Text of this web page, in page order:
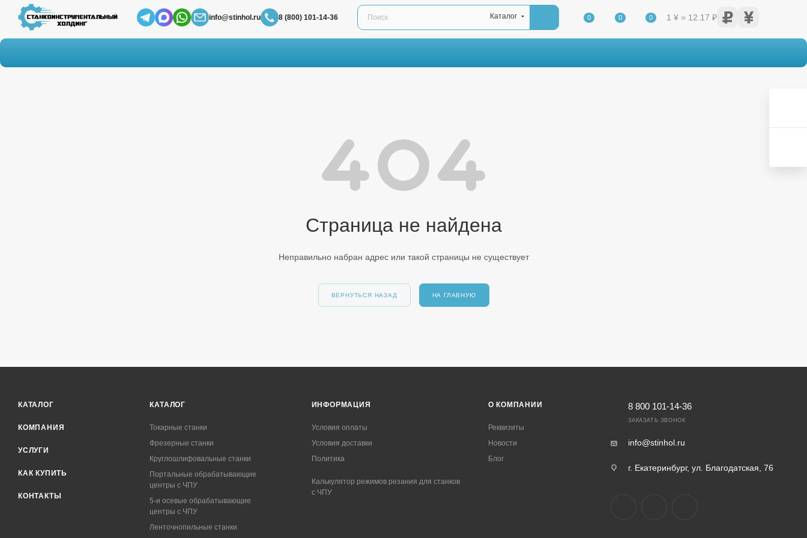
info@stinhol.ru 8 (800) 101-14-36 Каталог 0 0 0 1 ¥ = 12.17 ₽
Страница не найдена
Неправильно набран адрес или такой страницы не существует
ВЕРНУТЬСЯ НАЗАД НА ГЛАВНУЮ
КАТАЛОГ
КОМПАНИЯ
УСЛУГИ
КАК КУПИТЬ
КОНТАКТЫ
КАТАЛОГ
Токарные станки
Фрезерные станки
Круглошлифовальные станки
Портальные обрабатывающие
центры с ЧПУ
5-и осевые обрабатывающие
центры с ЧПУ
Ленточнопильные станки
ИНФОРМАЦИЯ
Условия оплаты
Условия доставки
Политика
Калькулятор режимов резания для станков
с ЧПУ
О КОМПАНИИ
Реквизиты
Новости
Блог
8 800 101-14-36
ЗАКАЗАТЬ ЗВОНОК
info@stinhol.ru
г. Екатеринбург, ул. Благодатская, 76